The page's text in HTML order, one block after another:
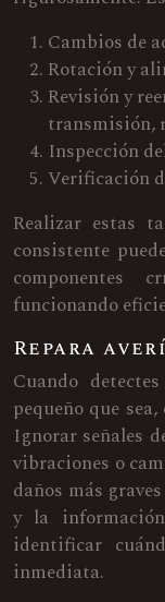
Cambios de
Rotación y
Revisión y
transmisión,
Inspección
Verificación
Realizar estas
consistente
componentes
funcionando
Repara
Cuando
pequeño que
Ignorar señales
vibraciones o
daños más
y la
identificar
inmediata.